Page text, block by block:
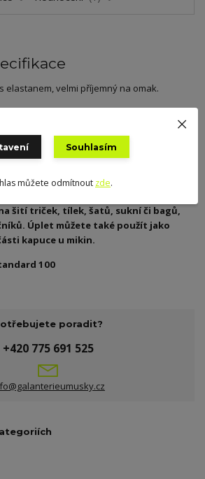
elastanem, velmi příjemný na omak.
šití triček, tílek, šatů, sukní či bagů,
Úplet můžete také použít jako
kapuce u mikin.
100
poradit?
+420 775 691 525
Souhlasím
můžete odmítnout zde.